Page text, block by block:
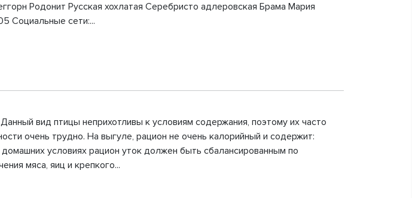
Родонит Русская хохлатая Серебристо адлеровская Брама Мария
Социальные сети:...
вид птицы неприхотливы к условиям содержания, поэтому их часто
очень трудно. На выгуле, рацион не очень калорийный и содержит:
условиях рацион уток должен быть сбалансированным по
мяса, яиц и крепкого...